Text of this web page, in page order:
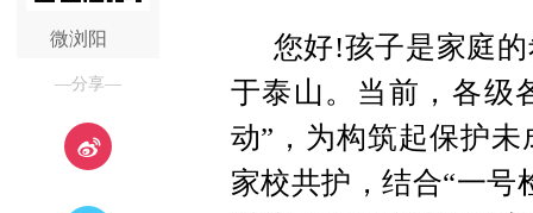
微浏阳
—分享—
您好!孩子是家庭
于泰山。当前，各级
动”，为构筑起保护
家校共护，结合“一号